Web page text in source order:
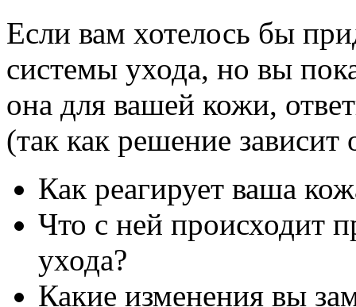
Если вам хотелось бы
системы ухода, но вы
она для вашей кожи,
(так как решение зависит
Как реагирует ваша
Что с ней происходит
ухода?
Какие изменения вы